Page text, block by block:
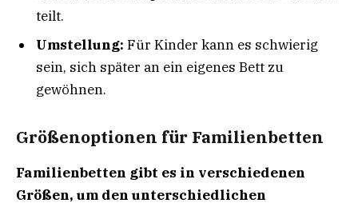
teilt.
Umstellung: Für Kinder kann es schwierig
sein, sich später an ein eigenes Bett zu
gewöhnen.
Größenoptionen für Familienbetten
Familienbetten gibt es in verschiedenen
Größen, um den unterschiedlichen